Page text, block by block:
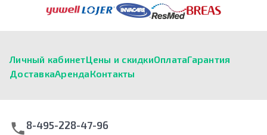
Личный кабинетЦены и скидкиОплатаГарантия
ДоставкаАрендаКонтакты
8-495-228-47-96